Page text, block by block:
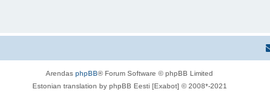
Arendas phpBB® Forum Software © phpBB Limited
Estonian translation by phpBB Eesti [Exabot] © 2008*-2021